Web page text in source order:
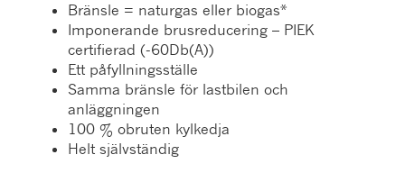
Bränsle = naturgas eller biogas*
Imponerande brusreducering – PIEK
certifierad (-60Db(A))
Ett påfyllningsställe
Samma bränsle för lastbilen och
anläggningen
100 % obruten kylkedja
Helt självständig